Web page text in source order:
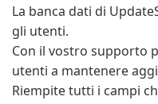
La banca dati di
gli utenti.
Con il vostro supporto
utenti a mantenere
Riempite tutti i campi